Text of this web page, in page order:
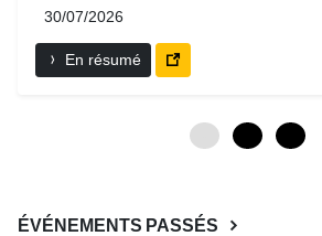
30/07/2026
En résumé
ÉVÉNEMENTS PASSÉS